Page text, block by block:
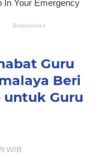
Guru
Beri
untuk Guru
WIB